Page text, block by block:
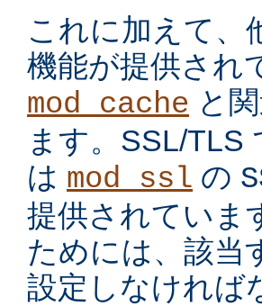
これに加えて、
機能が提供され
mod_cache と
ます。SSL/TLS
は mod_ssl の
提供されていま
ためには、該当
設定しなければ